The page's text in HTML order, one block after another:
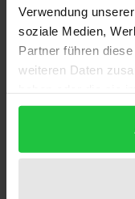
Verwendung
soziale Medien,
Partner führen
weiteren Daten
gesammelt haben.
nach Art. 92 EGV
Form der
letzten Jahre
Die Arbeit
nationale